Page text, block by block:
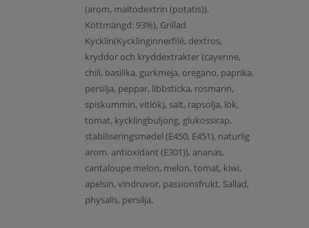
(arom, maltodextrin (potatis)).
Köttmängd: 93%), Grillad
Kycklin(Kycklinginnerfilé, dextros,
kryddor och kryddextrakter (cayenne,
chili, basilika, gurkmeja, oregano, paprika,
persilja, peppar, libbsticka, rosmarin,
spiskummin, vitlök), salt, rapsolja, lök,
tomat, kycklingbuljong, glukossirap,
stabiliseringsmedel (E450, E451), naturlig
arom, antioxidant (E301)), ananas,
cantaloupe melon, melon, tomat, kiwi,
apelsin, vindruvor, passionsfrukt, Sallad,
physalis, persilja,